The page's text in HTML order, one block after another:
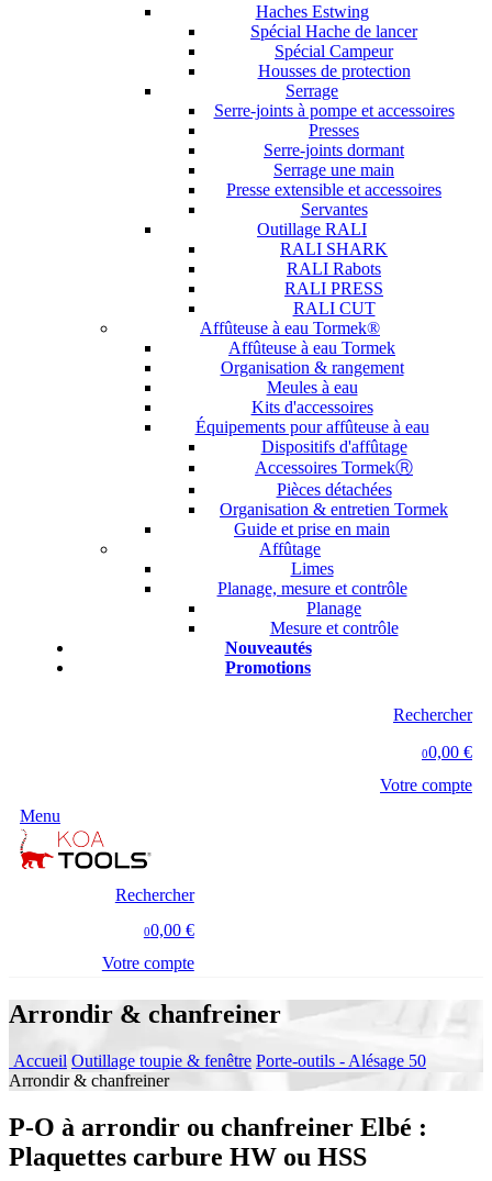
Haches Estwing
Spécial Hache de lancer
Spécial Campeur
Housses de protection
Serrage
Serre-joints à pompe et accessoires
Presses
Serre-joints dormant
Serrage une main
Presse extensible et accessoires
Servantes
Outillage RALI
RALI SHARK
RALI Rabots
RALI PRESS
RALI CUT
Affûteuse à eau Tormek®
Affûteuse à eau Tormek
Organisation & rangement
Meules à eau
Kits d'accessoires
Équipements pour affûteuse à eau
Dispositifs d'affûtage
Accessoires TormekⓇ
Pièces détachées
Organisation & entretien Tormek
Guide et prise en main
Affûtage
Limes
Planage, mesure et contrôle
Planage
Mesure et contrôle
Nouveautés
Promotions
Rechercher
00,00 €
Votre compte
Menu
Rechercher
00,00 €
Votre compte
Arrondir & chanfreiner
Accueil Outillage toupie & fenêtre Porte-outils - Alésage 50
Arrondir & chanfreiner
P-O à arrondir ou chanfreiner Elbé :
Plaquettes carbure HW ou HSS